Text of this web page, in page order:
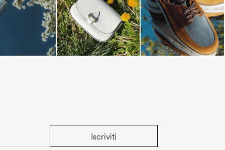
Iscriviti